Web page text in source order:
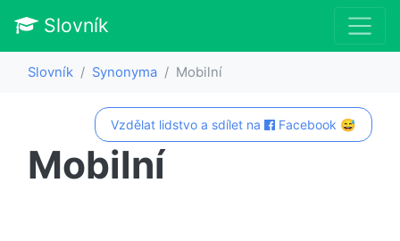
Slovník
Slovník Synonyma Mobilní
Vzdělat lidstvo a sdílet na Facebook 😅
Mobilní